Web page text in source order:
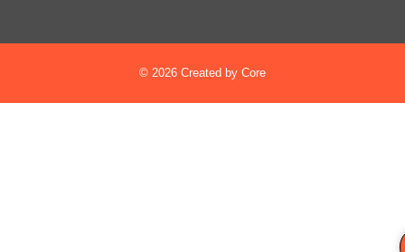
© 2026 Created by Core